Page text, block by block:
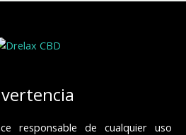
responsable de cualquier uso